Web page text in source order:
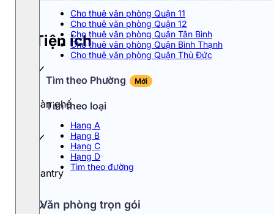
Cho thuê văn phòng Quận 11
Cho thuê văn phòng Quận 12
Cho thuê văn phòng Quận Tân Bình
Cho thuê văn phòng Quận Bình Thạnh
Cho thuê văn phòng Quận Thủ Đức
Tìm theo Phường Mới
Tìm theo loại
Hang A
Hạng B
Hạng C
Hạng D
Tìm theo đường
Văn phòng trọn gói
Tiện ích
Bàn ghế
Pantry